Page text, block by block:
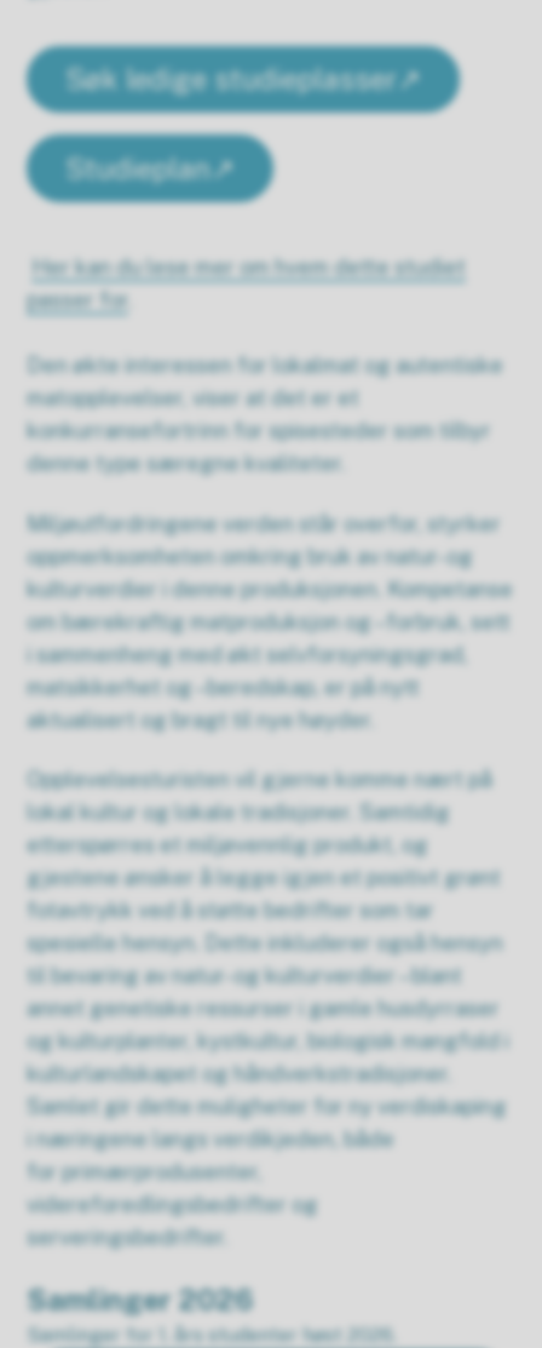
Søk ledige studieplasser
Studieplan
Her kan du lese mer om hvem dette studiet
passer for
Den økte interessen for lokalmat og autentiske
matopplevelser, viser at det er et
konkurransefortrinn for spisesteder som tilbyr
denne type særegne kvaliteter.
Miljøutfordringene verden står overfor, styrker
oppmerksomheten omkring bruk av natur- og
kulturverdier i denne produksjonen. Kompetanse
om bærekraftig matproduksjon og –forbruk, sett
i sammenheng med økt selvforsyningsgrad,
matsikkerhet og –beredskap, er på nytt
aktualisert og bragt til nye høyder.
Opplevelsesturisten vil gjerne komme nært på
lokal kultur og lokale tradisjoner. Samtidig
etterspørres et miljøvennlig produkt, og
gjestene ønsker å legge igjen et positivt grønt
fotavtrykk ved å støtte bedrifter som tar
spesielle hensyn. Dette inkluderer også hensyn
til bevaring av natur- og kulturverdier – blant
annet genetiske ressurser i gamle husdyrraser
og kulturplanter, kystkultur, biologisk mangfold i
kulturlandskapet og håndverkstradisjoner.
Samlet gir dette muligheter for ny verdiskaping
i næringene langs verdikjeden, både
for primærprodusenter,
videreforedlingsbedrifter og
serveringsbedrifter.
Samlinger 2026
Samlinger for 1. års studenter høst 2026.